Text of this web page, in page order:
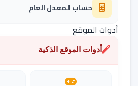
حساب المعدل العام
أدوات الموقع
أدوات الموقع الذكية